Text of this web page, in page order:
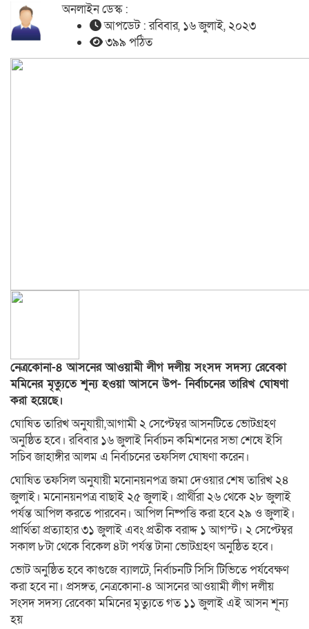
অনলাইন ডেস্ক :
আপডেট : রবিবার, ১৬ জুলাই, ২০২৩
৩৯৯ পঠিত
নেত্রকোনা-৪ আসনের আওয়ামী লীগ দলীয় সংসদ সদস্য রেবেকা
মমিনের মৃত্যুতে শূন্য হওয়া আসনে উপ- নির্বাচনের তারিখ ঘোষণা
করা হয়েছে।
ঘোষিত তারিখ অনুযায়ী,আগামী ২ সেপ্টেম্বর আসনটিতে ভোটগ্রহণ
অনুষ্ঠিত হবে। রবিবার ১৬ জুলাই নির্বাচন কমিশনের সভা শেষে ইসি
সচিব জাহাঙ্গীর আলম এ নির্বাচনের তফসিল ঘোষণা করেন।
ঘোষিত তফসিল অনুযায়ী মনোনয়নপত্র জমা দেওয়ার শেষ তারিখ ২৪
জুলাই। মনোনয়নপত্র বাছাই ২৫ জুলাই। প্রার্থীরা ২৬ থেকে ২৮ জুলাই
পর্যন্ত আপিল করতে পারবেন। আপিল নিষ্পত্তি করা হবে ২৯ ও জুলাই।
প্রার্থিতা প্রত্যাহার ৩১ জুলাই এবং প্রতীক বরাদ্দ ১ আগস্ট। ২ সেপ্টেম্বর
সকাল ৮টা থেকে বিকেল ৪টা পর্যন্ত টানা ভোটগ্রহণ অনুষ্ঠিত হবে।
ভোট অনুষ্ঠিত হবে কাগুজে ব্যালটে, নির্বাচনটি সিসি টিভিতে পর্যবেক্ষণ
করা হবে না। প্রসঙ্গত, নেত্রকোনা-৪ আসনের আওয়ামী লীগ দলীয়
সংসদ সদস্য রেবেকা মমিনের মৃত্যুতে গত ১১ জুলাই এই আসন শূন্য
হয়